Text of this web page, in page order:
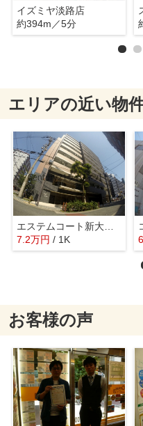
イズミヤ淡路店
約394m／5分
エリアの近い物
エステムコート新大阪8レヴォリス
7.2万円 / 1K
お客様の声